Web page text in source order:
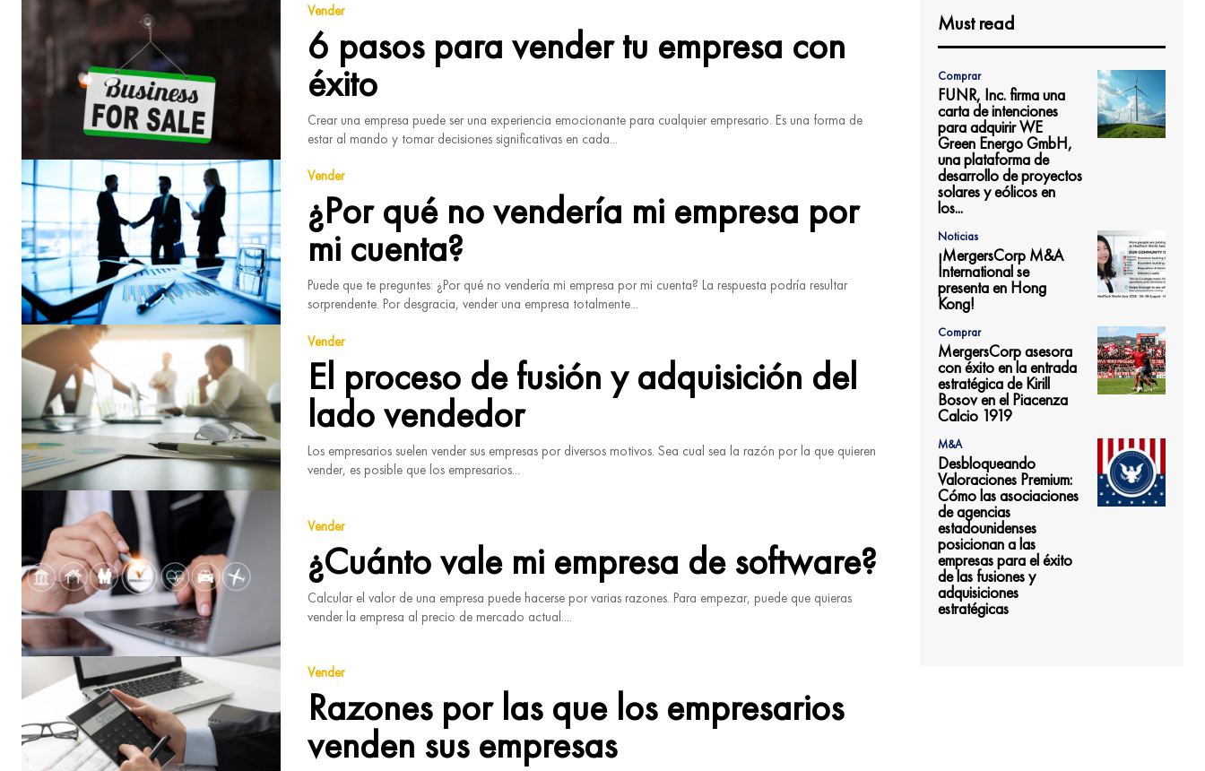
Vender
6 pasos para vender tu empresa con
éxito
Crear una empresa puede ser una experiencia emocionante para cualquier empresario. Es una forma de
estar al mando y tomar decisiones significativas en cada...
Vender
¿Por qué no vendería mi empresa por
mi cuenta?
Puede que te preguntes: ¿Por qué no vendería mi empresa por mi cuenta? La respuesta podría resultar
sorprendente. Por desgracia, vender una empresa totalmente...
Vender
El proceso de fusión y adquisición del
lado vendedor
Los empresarios suelen vender sus empresas por diversos motivos. Sea cual sea la razón por la que quieren
vender, es posible que los empresarios...
Vender
¿Cuánto vale mi empresa de software?
Calcular el valor de una empresa puede hacerse por varias razones. Para empezar, puede que quieras
vender la empresa al precio de mercado actual....
Vender
Razones por las que los empresarios
venden sus empresas
Must read
Comprar
FUNR, Inc. firma una
carta de intenciones
para adquirir WE
Green Energo GmbH,
una plataforma de
desarrollo de proyectos
solares y eólicos en
los...
Noticias
¡MergersCorp M&A
International se
presenta en Hong
Kong!
Comprar
MergersCorp asesora
con éxito en la entrada
estratégica de Kirill
Bosov en el Piacenza
Calcio 1919
M&A
Desbloqueando
Valoraciones Premium:
Cómo las asociaciones
de agencias
estadounidenses
posicionan a las
empresas para el éxito
de las fusiones y
adquisiciones
estratégicas